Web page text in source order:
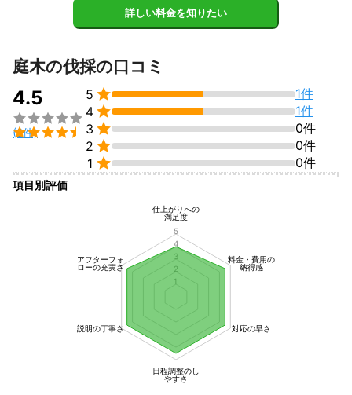
詳しい料金を知りたい
庭木の伐採の口コミ
4.5


(2件)
5 
1件
4 
1件
3 
0件
2 
0件
1  0件
項目別評価
仕上がりへの
満足度
料金・費用の
納得感
対応の早さ
日程調整のし
やすさ
説明の丁寧さ
アフターフォ
ローの充実さ
1
2
3
4
5